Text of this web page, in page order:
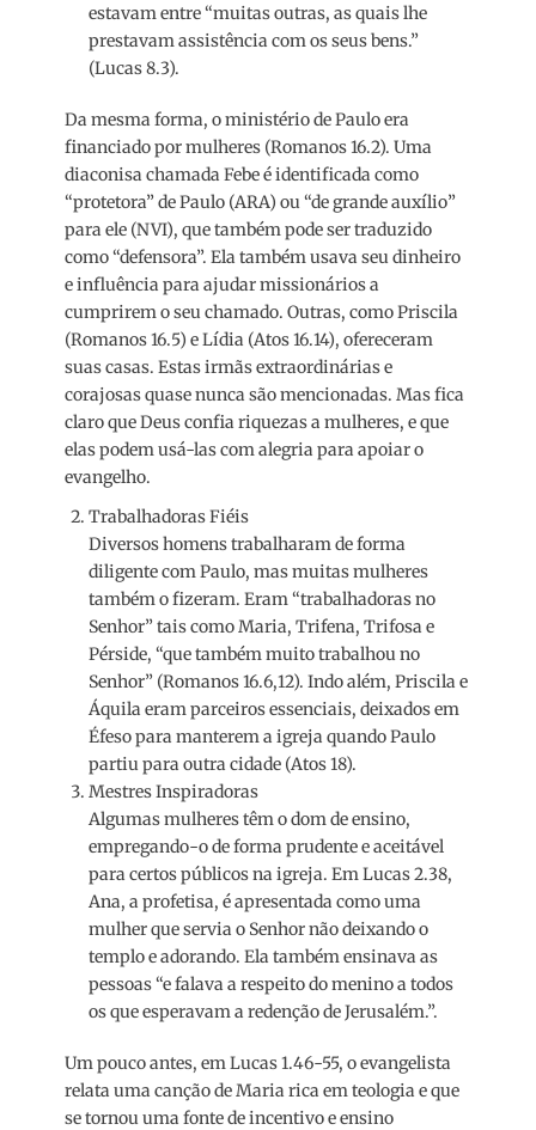
estavam entre “muitas outras, as quais lhe
prestavam assistência com os seus bens.”
(Lucas 8.3).
Da mesma forma, o ministério de Paulo era
financiado por mulheres (Romanos 16.2). Uma
diaconisa chamada Febe é identificada como
“protetora” de Paulo (ARA) ou “de grande auxílio”
para ele (NVI), que também pode ser traduzido
como “defensora”. Ela também usava seu dinheiro
e influência para ajudar missionários a
cumprirem o seu chamado. Outras, como Priscila
(Romanos 16.5) e Lídia (Atos 16.14), ofereceram
suas casas. Estas irmãs extraordinárias e
corajosas quase nunca são mencionadas. Mas fica
claro que Deus confia riquezas a mulheres, e que
elas podem usá-las com alegria para apoiar o
evangelho.
Trabalhadoras Fiéis
Diversos homens trabalharam de forma
diligente com Paulo, mas muitas mulheres
também o fizeram. Eram “trabalhadoras no
Senhor” tais como Maria, Trifena, Trifosa e
Pérside, “que também muito trabalhou no
Senhor” (Romanos 16.6,12). Indo além, Priscila e
Áquila eram parceiros essenciais, deixados em
Éfeso para manterem a igreja quando Paulo
partiu para outra cidade (Atos 18).
Mestres Inspiradoras
Algumas mulheres têm o dom de ensino,
empregando-o de forma prudente e aceitável
para certos públicos na igreja. Em Lucas 2.38,
Ana, a profetisa, é apresentada como uma
mulher que servia o Senhor não deixando o
templo e adorando. Ela também ensinava as
pessoas “e falava a respeito do menino a todos
os que esperavam a redenção de Jerusalém.”.
Um pouco antes, em Lucas 1.46-55, o evangelista
relata uma canção de Maria rica em teologia e que
se tornou uma fonte de incentivo e ensino